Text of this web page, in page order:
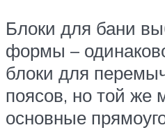
Блоки для бани
формы –
блоки для
поясов, но той же
основные